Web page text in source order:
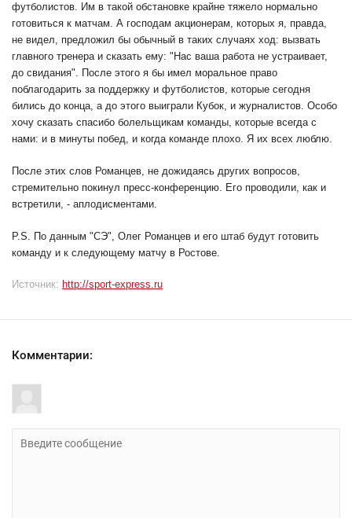
футболистов. Им в такой обстановке крайне тяжело нормально
готовиться к матчам. А господам акционерам, которых я, правда,
не видел, предложил бы обычный в таких случаях ход: вызвать
главного тренера и сказать ему: "Нас ваша работа не устраивает,
до свидания". После этого я бы имел моральное право
поблагодарить за поддержку и футболистов, которые сегодня
бились до конца, а до этого выиграли Кубок, и журналистов. Особо
хочу сказать спасибо болельщикам команды, которые всегда с
нами: и в минуты побед, и когда команде плохо. Я их всех люблю.
После этих слов Романцев, не дожидаясь других вопросов,
стремительно покинул пресс-конференцию. Его проводили, как и
встретили, - аплодисментами.
P.S. По данным "СЭ", Олег Романцев и его штаб будут готовить
команду и к следующему матчу в Ростове.
Источник: http://sport-express.ru
Комментарии: